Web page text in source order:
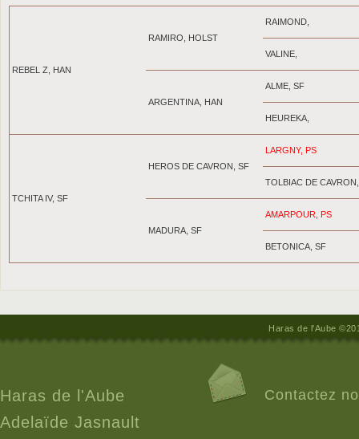
REBEL Z, HAN
RAMIRO, HOLST
RAIMOND,
VALINE,
ARGENTINA, HAN
ALME, SF
HEUREKA,
TCHITA IV, SF
HEROS DE CAVRON, SF
LARGNY, PS
TOLBIAC DE
MADURA, SF
AMARPOUR, PS
BETONICA, SF
Haras de l'Aube
Haras de l'Aube
Adelaïde Jasnault
Contactez